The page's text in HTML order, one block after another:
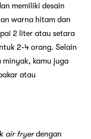
memiliki desain
warna hitam dan
2 liter atau setara
2-4 orang. Selain
minyak, kamu juga
atau
air fryerdengan